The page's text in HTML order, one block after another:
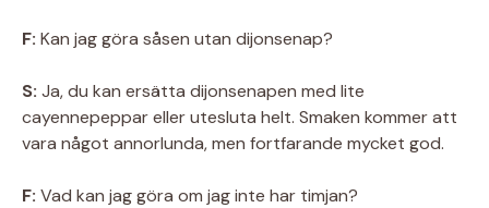
F: Kan jag göra såsen utan dijonsenap?
S: Ja, du kan ersätta dijonsenapen med lite
cayennepeppar eller utesluta helt. Smaken kommer att
vara något annorlunda, men fortfarande mycket god.
F: Vad kan jag göra om jag inte har timjan?